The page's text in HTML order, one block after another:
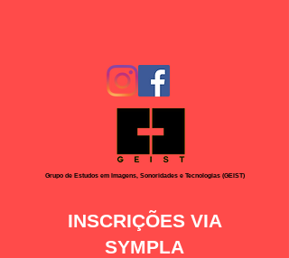
Grupo de Estudos em Imagens, Sonoridades e Tecnologias (GEIST)
INSCRIÇÕES VIA
SYMPLA